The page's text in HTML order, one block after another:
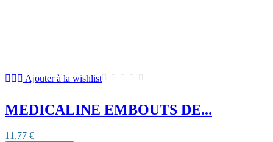
Ajouter à la wishlist
MEDICALINE EMBOUTS DE...
11,77 €